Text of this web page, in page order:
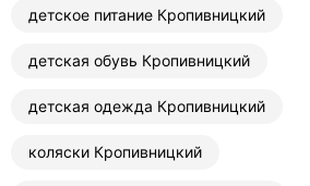
детское питание Кропивницкий
детская обувь Кропивницкий
детская одежда Кропивницкий
коляски Кропивницкий